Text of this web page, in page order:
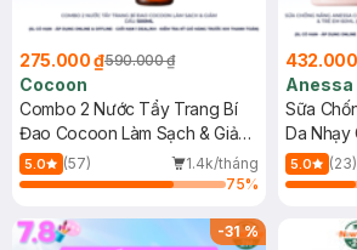
275.000 ₫590.000 ₫
Cocoon
Combo 2 Nước Tẩy Trang Bí
Đao Cocoon Làm Sạch & Giảm
Dầu 500ml
5.0 (57)
1.4k/tháng
75%
Anessa
Sữa
Da Nhạy
(Mới)
5.0 (23)
-31%